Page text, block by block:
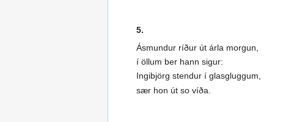
5.
Ásmundur ríður út árla morgun,
í öllum ber hann sigur:
Ingibjörg stendur í glasgluggum,
sær hon út so víða.